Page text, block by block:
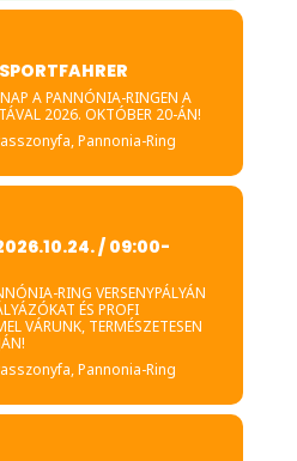
A PANNÓNIA-RINGEN A
2026. OKTÓBER 20-ÁN!
Pannonia-Ring
/ 09:00-
RING VERSENYPÁLYÁN
ÉS PROFI
VÁRUNK, TERMÉSZETESEN
Pannonia-Ring